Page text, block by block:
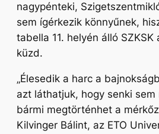
nagypénteki,
sem ígérkezik könnyűnek,
tabella 11. helyén álló
küzd.
„Élesedik a harc a
azt láthatjuk, hogy senki
bármi megtörténhet a
Kilvinger Bálint, az ETO